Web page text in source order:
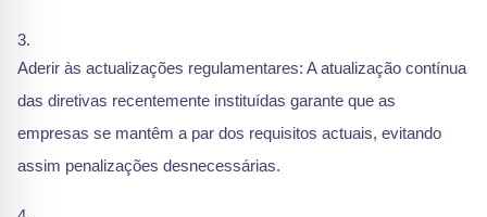
Aderir às actualizações regulamentares: A atualização contínua
das diretivas recentemente instituídas garante que as
empresas se mantêm a par dos requisitos actuais, evitando
assim penalizações desnecessárias.